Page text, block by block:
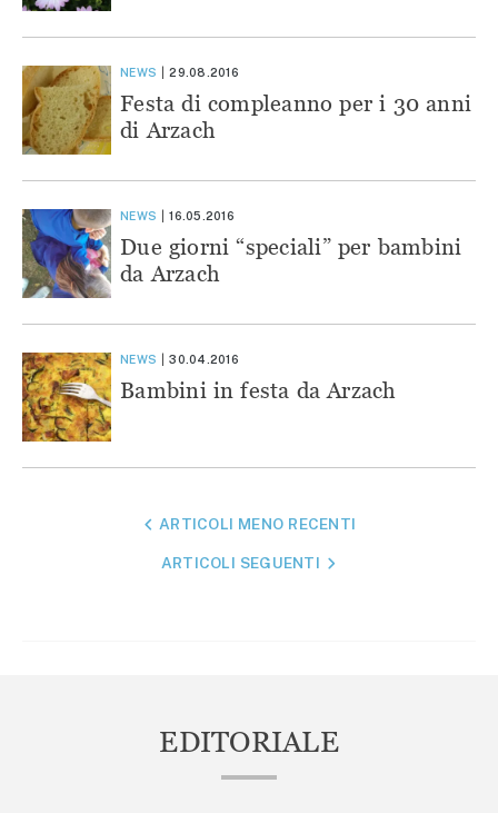
NEWS 29.08.2016
Festa di compleanno per i 30 anni
di Arzach
NEWS 16.05.2016
Due giorni “speciali” per bambini
da Arzach
NEWS 30.04.2016
Bambini in festa da Arzach
NAVIGAZIONEARTICOLI MENO RECENTI
ARTICOLI SEGUENTI
EDITORIALE